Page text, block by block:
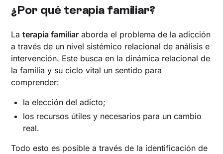
¿Por qué terapia familiar?
Laterapia familiar aborda el problema de la adicción
a través de un nivel sistémico relacional de análisis e
intervención. Este busca en la dinámica relacional de
la familia y su ciclo vital un sentido para
comprender:
la elección del adicto;
los recursos útiles y necesarios para un cambio
real.
Todo esto es posible a través de la identificación de